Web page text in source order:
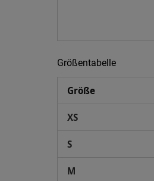
Größentabelle
Größe
XS
S
M